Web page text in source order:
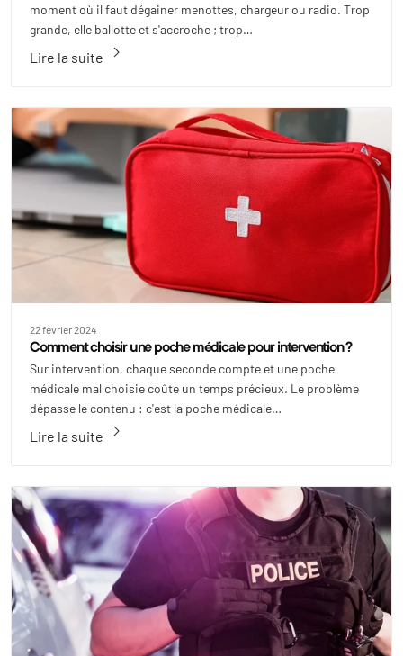
moment où il faut dégainer menottes, chargeur ou radio. Trop
grande, elle ballotte et s'accroche ; trop…
Lire la suite keyboard_arrow_right
22 février 2024
Comment choisir une poche médicale pour intervention ?
Sur intervention, chaque seconde compte et une poche
médicale mal choisie coûte un temps précieux. Le problème
dépasse le contenu : c'est la poche médicale…
Lire la suite keyboard_arrow_right